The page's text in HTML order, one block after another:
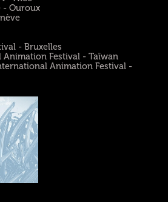
- Ouroux
- Bruxelles
Festival - Taïwan
Animation Festival -